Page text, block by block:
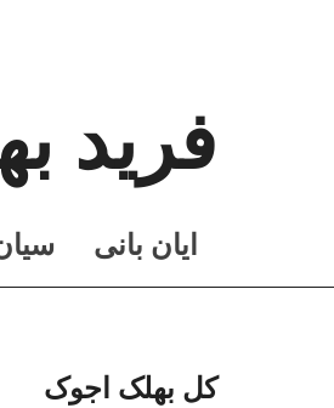
فرید
ايان بانی
کل بھلک اجوک